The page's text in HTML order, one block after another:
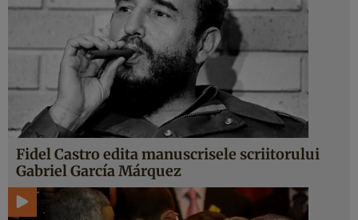
Fidel Castro edita manuscrisele scriitorului
Gabriel García Márquez